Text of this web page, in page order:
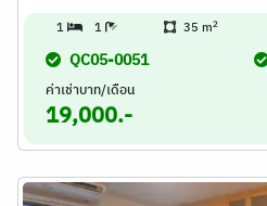
1 1 35 m2
QC05-0051
ค่าเช่าบาท/เดือน
19,000.-